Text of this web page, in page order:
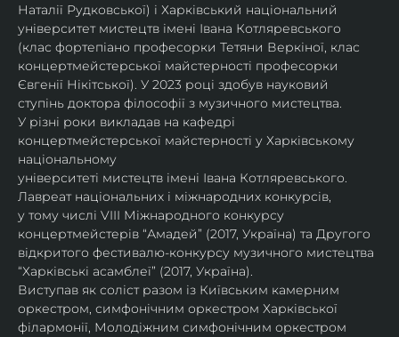
Наталії Рудковської) і Харківський національний
університет мистецтв імені Івана Котляревського
(клас фортепіано професорки Тетяни Веркіної, клас
концертмейстерської майстерності професорки
Євгенії Нікітської). У 2023 році здобув науковий
ступінь доктора філософії з музичного мистецтва.
У різні роки викладав на кафедрі
концертмейстерської майстерності у Харківському
національному
університеті мистецтв імені Івана Котляревського.
Лавреат національних і міжнародних конкурсів,
у тому числі VIII Міжнародного конкурсу
концертмейстерів “Амадей” (2017, Україна) та Другого
відкритого фестивалю-конкурсу музичного мистецтва
“Харківські асамблеї” (2017, Україна).
Виступав як соліст разом із Київським камерним
оркестром, симфонічним оркестром Харківської
філармонії, Молодіжним симфонічним оркестром